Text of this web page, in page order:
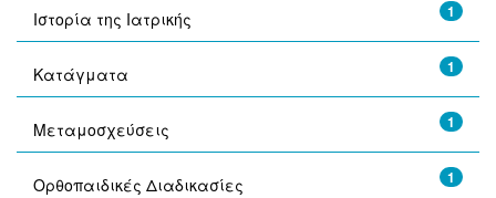
1
Ιστορία της Ιατρικής
1
Κατάγματα
1
Μεταμοσχεύσεις
1
Ορθοπαιδικές Διαδικασίες